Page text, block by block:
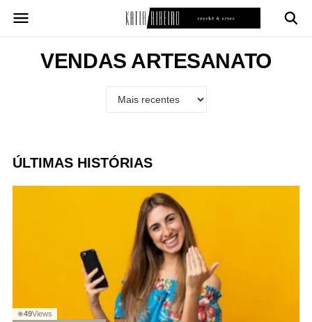
para
conteúdoVENDAS ARTESANATO
ÚLTIMAS HISTÓRIAS
◉49Views